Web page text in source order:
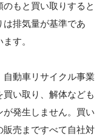
もと買い取りすると
排気量が基準であ
す。
動車リサイクル事業
い取り、解体なども
発生しません。買い
売まですべて自社対